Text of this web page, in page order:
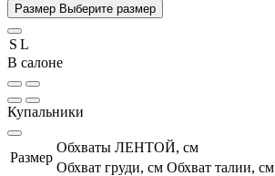
Размер Выберите размер
S L
В салоне
Купальники
Размер
Обхваты ЛЕНТОЙ, см
Обхват груди, см Обхват талии, см